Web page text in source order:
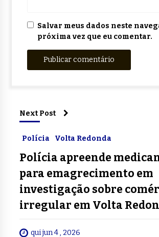
Salvar meus dados neste
próxima vez que eu comentar.
Next Post
Polícia Volta Redonda
Polícia apreende
para emagrecimento em
investigação sobre
irregular em Volta
qui jun 4 , 2026